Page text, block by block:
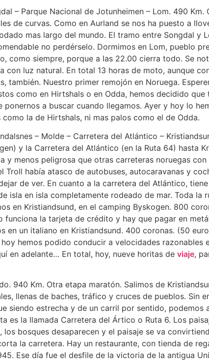
– Parque Nacional de Jotunheimen – Lom. 490
de curvas. Como en Aurland se nos ha puesto a
mas largo del mundo. El tramo entre Songdal y
no perdérselo. Dormimos en Lom, pueblo
como siempre, porque a las 22.00 cierra todo. Se
luz natural. En total 13 horas de moto, aunque
Nuestro primer remojón en Noruega.
como en Hirtshals o en Odda, hemos decidido que
a buscar cuando llegamos. Ayer y hoy lo
la de Hirtshals, ni mas palos como el de Odda.
– Molde – Carretera del Atlántico –
y la Carretera del Atlántico (en la Ruta 64) hasta
menos peligrosa que otras carreteras noruegas
había atasco de autobuses, autocaravanas y
de ver. En cuanto a la carretera del Atlántico,
isla en isla completamente rodeado de mar. Toda la
en Kristiandsund, en el camping Byskogen. 800
la tarjeta de crédito y hay que pagar en
un italiano en Kristiandsund. 400 coronas. (50
hemos podido conducir a velocidades razonables
en adelante… En total, hoy, nueve horitas de viaje,
940 Km. Otra etapa maratón. Salimos de
llenas de baches, tráfico y cruces de pueblos. Sin
siendo estrecha y de un carril por sentido, podemos
la llamada Carretera del Ártico o Ruta 6. Los
bosques desaparecen y el paisaje se va
la carretera. Hay un restaurante, con tienda de
Ese día fue el desfile de la victoria de la antigua